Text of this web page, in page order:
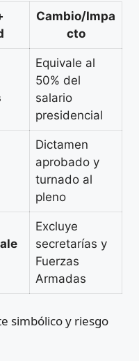
Cambio/Impa
cto
Equivale al
50% del
salario
presidencial
Dictamen
aprobado y
turnado al
pleno
Excluye
secretarías y
Fuerzas
Armadas
simbólico y riesgo